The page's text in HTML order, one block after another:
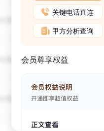
关键电话直连
甲方分析查询
会员尊享权益